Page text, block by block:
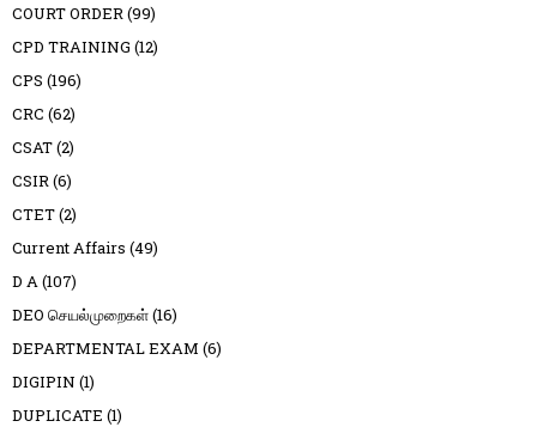
COURT ORDER(99)
CPD TRAINING (12)
CPS (196)
CRC (62)
CSAT(2)
CSIR(6)
CTET(2)
Current Affairs (49)
D A(107)
DEO செயல்முறைகள்(16)
DEPARTMENTAL EXAM (6)
DIGIPIN (1)
DUPLICATE (1)